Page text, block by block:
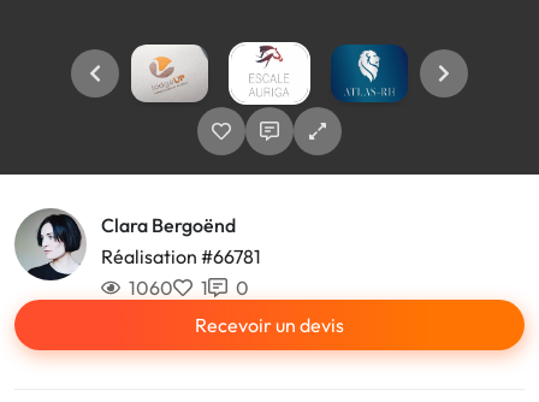
Clara Bergoënd
Réalisation #66781
1060
1
0
Recevoir un devis